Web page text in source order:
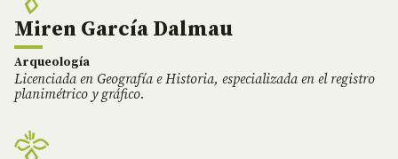
Miren García Dalmau
Arqueología
Licenciada en Geografía e Historia, especializada en el registro
planimétrico y gráfico.